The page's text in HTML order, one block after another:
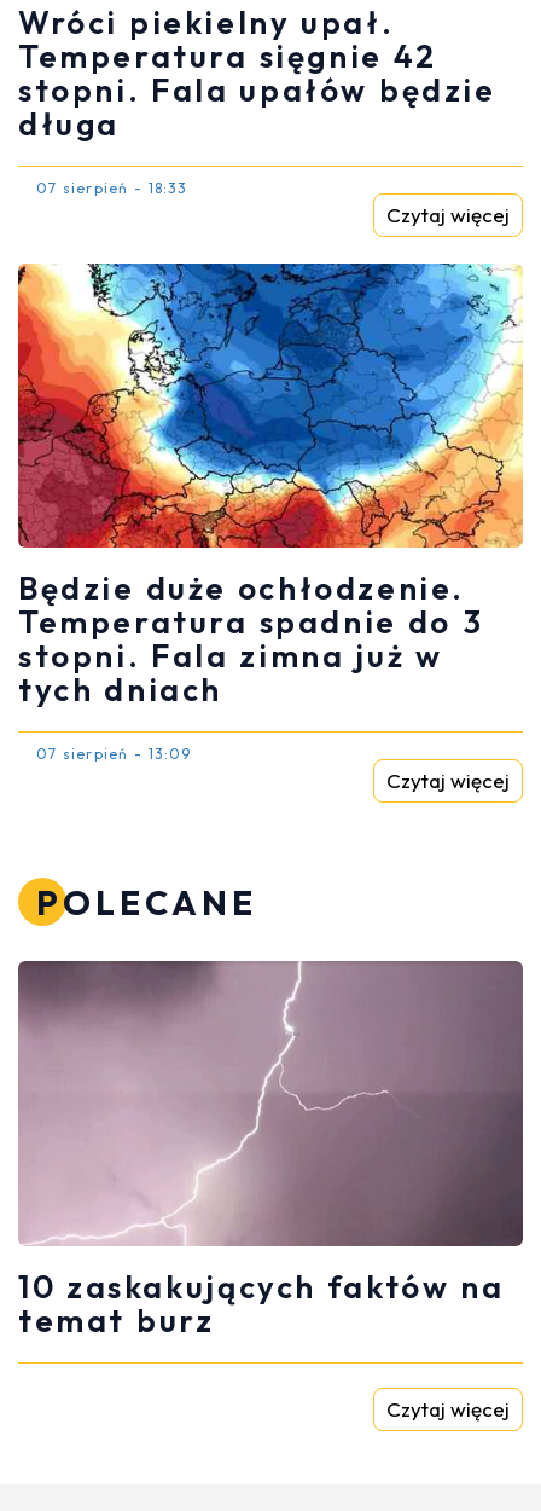
Wróci piekielny upał.
Temperatura sięgnie 42
stopni. Fala upałów będzie
długa
07 sierpień - 18:33
Czytaj więcej
Będzie duże ochłodzenie.
Temperatura spadnie do 3
stopni. Fala zimna już w
tych dniach
07 sierpień - 13:09
Czytaj więcej
POLECANE
10 zaskakujących faktów na
temat burz
Czytaj więcej